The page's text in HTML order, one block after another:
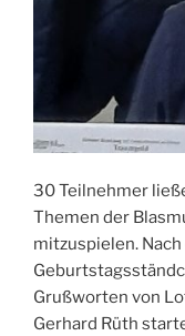
30 Teilnehmer
Themen der
mitzuspielen.
Grußworten von
Gerhard Rüth